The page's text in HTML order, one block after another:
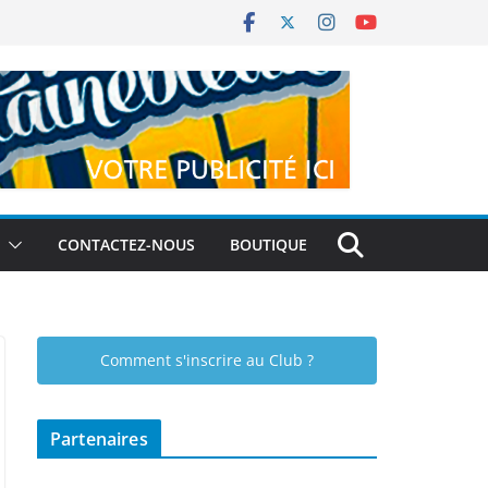
CONTACTEZ-NOUS BOUTIQUE
Comment s'inscrire au Club ?
Partenaires